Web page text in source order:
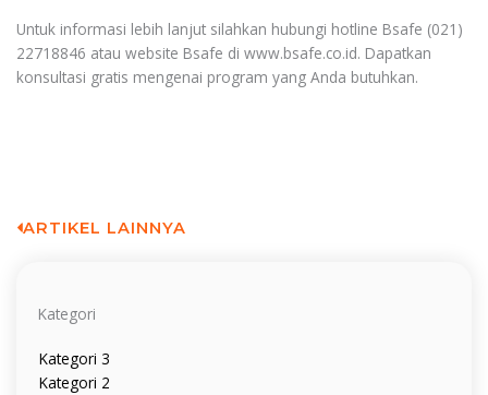
Untuk informasi lebih lanjut silahkan hubungi hotline Bsafe (021)
22718846 atau website Bsafe di www.bsafe.co.id. Dapatkan
konsultasi gratis mengenai program yang Anda butuhkan.
ARTIKEL LAINNYA
Kategori
Kategori 3
Kategori 2